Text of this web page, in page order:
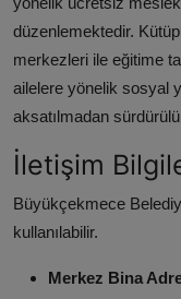
düzenlemektedir.
merkezleri ile eğitime
ailelere yönelik sosyal
aksatılmadan
İletişim
Büyükçekmece
kullanılabilir.
Merkez Bina